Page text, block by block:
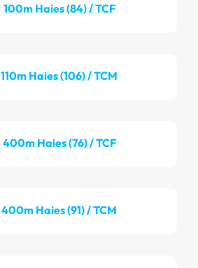
100m Haies (84) / TCF
110m Haies (106) / TCM
400m Haies (76) / TCF
400m Haies (91) / TCM